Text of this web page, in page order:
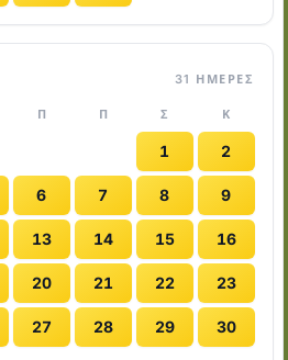
31 ΗΜΈΡΕΣ
Π Π Σ Κ
1 2
6 7 8 9
13 14 15 16
20 21 22 23
27 28 29 30